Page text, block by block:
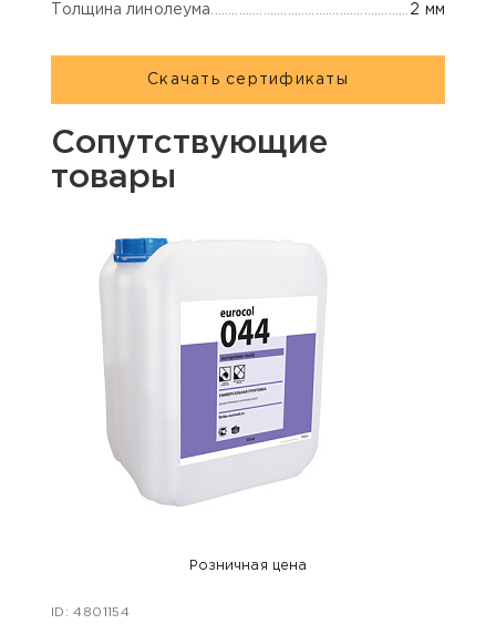
Толщина линолеума 2 мм
Скачать сертификаты
Сопутствующие
товары
Розничная цена
ID: 4801154